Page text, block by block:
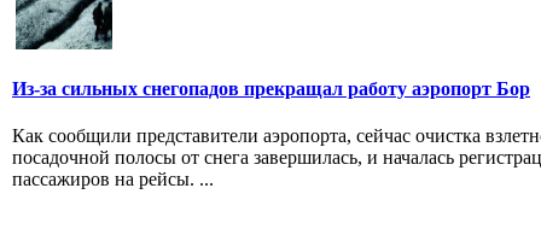
Из-за сильных снегопадов прекращал работу аэропорт Бор
Как сообщили представители аэропорта, сейчас очистка
посадочной полосы от снега завершилась, и началась
пассажиров на рейсы. ...